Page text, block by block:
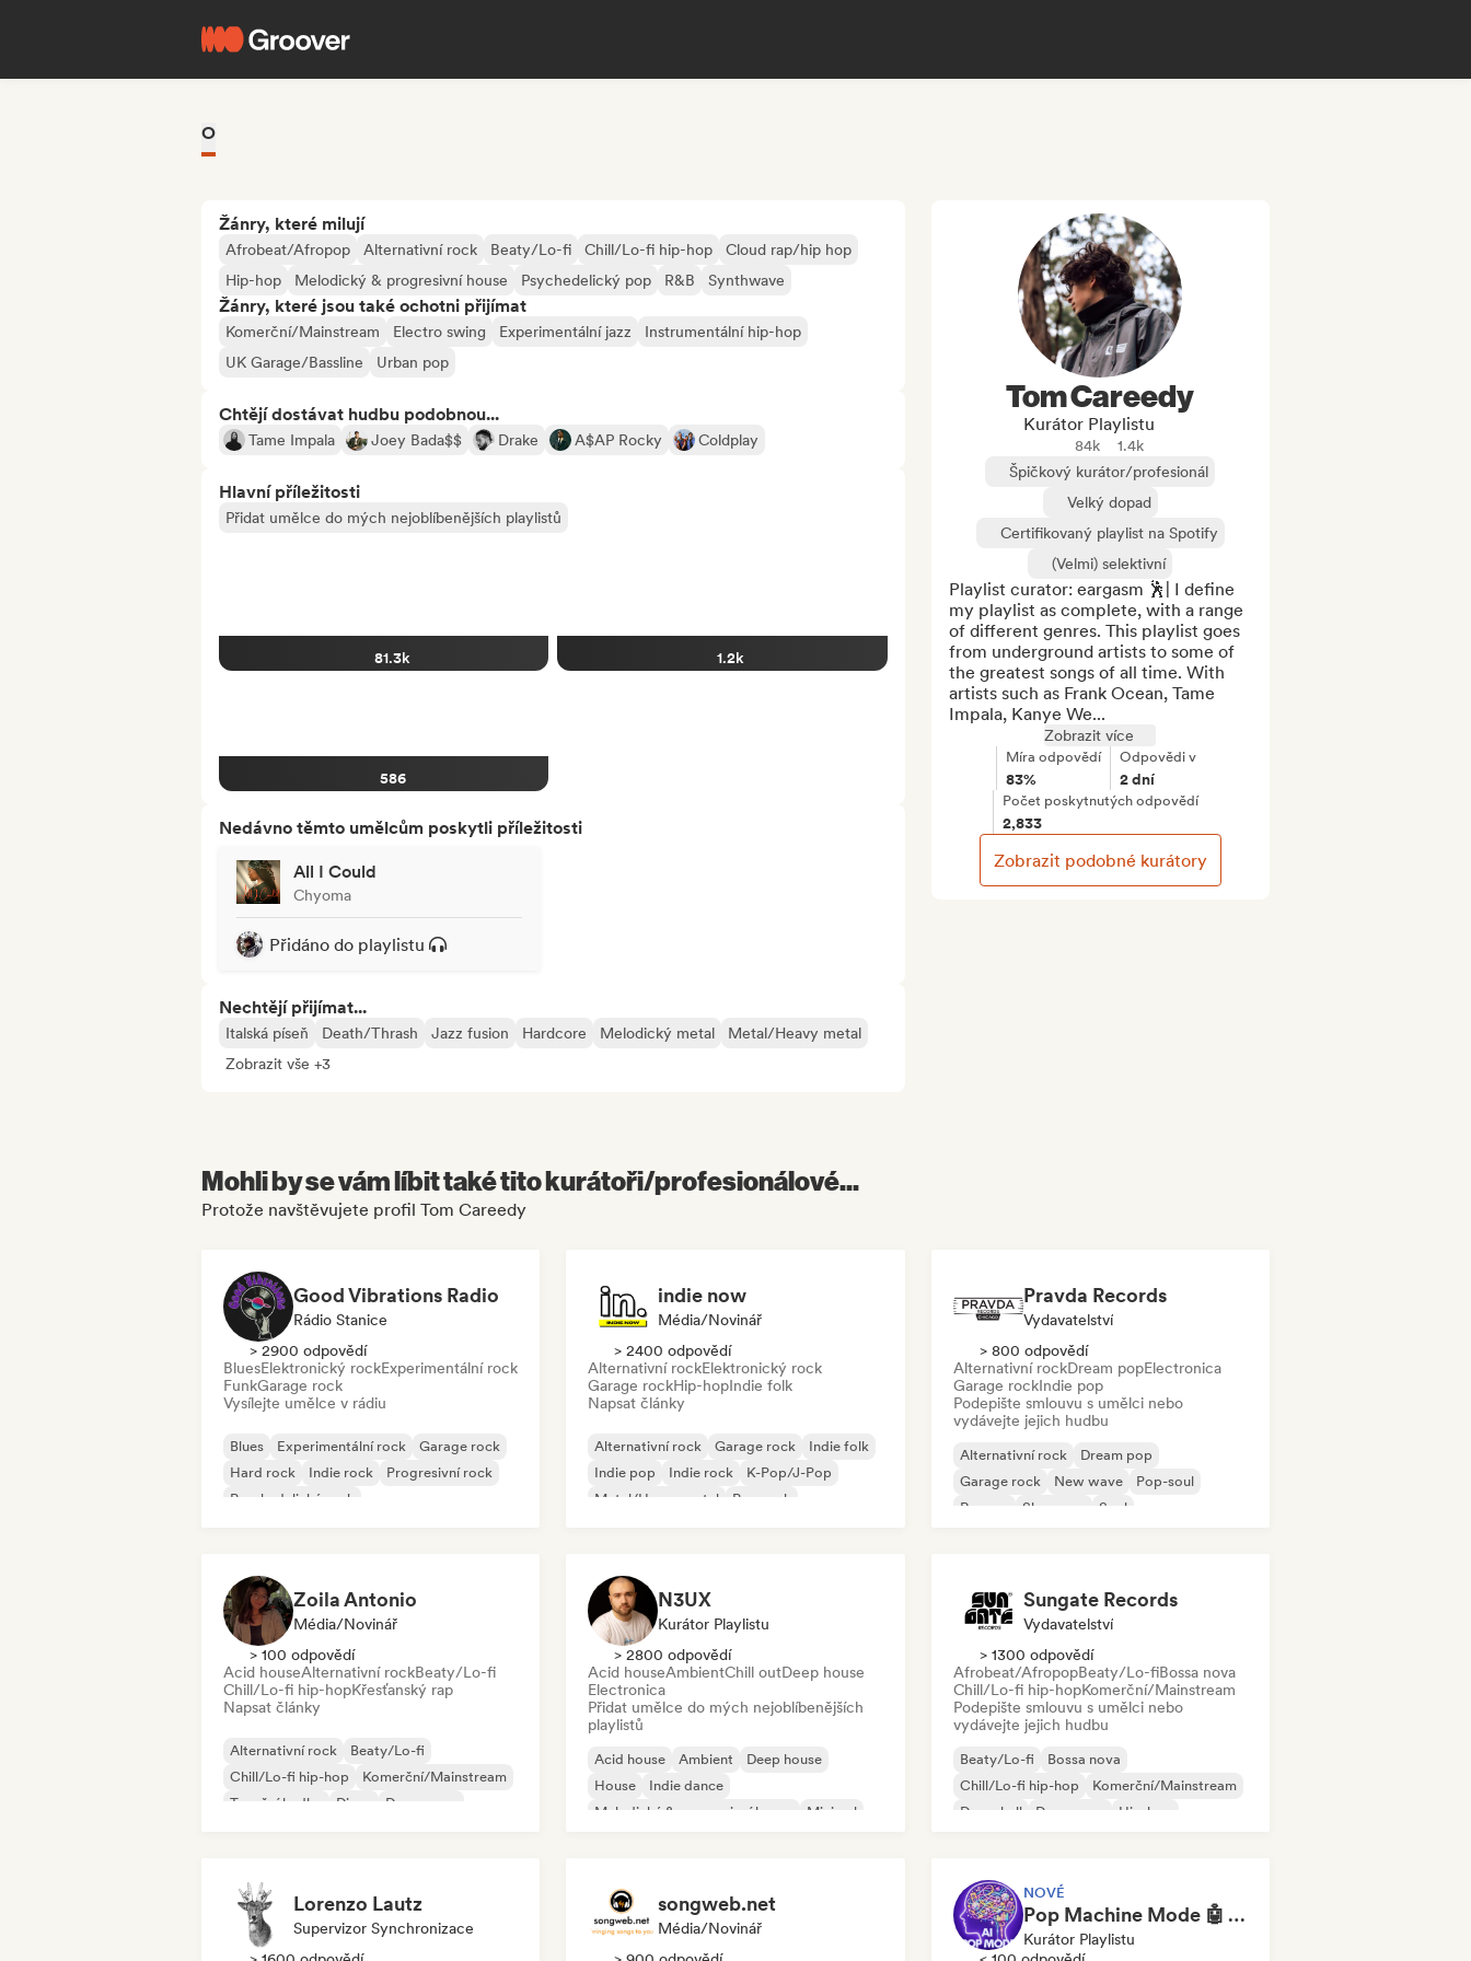
O
Žánry, které milují
Afrobeat/Afropop Alternativní rock Beaty/Lo-fi Chill/Lo-fi hip-hop
Cloud rap/hip hop
Hip-hop
Melodický & progresivní house Psychedelický pop R&B Synthwave
Žánry, které jsou také ochotni přijímat
Komerční/Mainstream Electro swing Experimentální jazz
Instrumentální hip-hop
UK Garage/Bassline
Urban pop
Chtějí dostávat hudbu podobnou...
Tame Impala Joey Bada$$ Drake A$AP Rocky Coldplay
Hlavní příležitosti
Přidat umělce do mých nejoblíbenějších playlistů
81.3k 1.2k
586
Nedávno těmto umělcům poskytli příležitosti
All I Could
Chyoma
Přidáno do playlistu
Nechtějí přijímat...
Italská píseň Death/Thrash Jazz fusion Hardcore Melodický metal
Metal/Heavy metal
Zobrazit vše +3
Tom Careedy
Kurátor Playlistu
84k
1.4k
Špičkový kurátor/profesionál
Velký dopad
Certifikovaný playlist na Spotify
(Velmi) selektivní
Playlist curator: eargasm 🕺| I define
my playlist as complete, with a range
of different genres. This playlist goes
from underground artists to some of
the greatest songs of all time. With
artists such as Frank Ocean, Tame
Impala, Kanye We...
Zobrazit více
Míra odpovědí
83%
Odpovědi v
2 dní
Počet poskytnutých odpovědí
2,833
Zobrazit podobné kurátory
Mohli by se vám líbit také tito kurátoři/profesionálové...
Protože navštěvujete profil Tom Careedy
Good Vibrations Radio
Rádio Stanice
> 2900 odpovědí
BluesElektronický rockExperimentální rock
FunkGarage rock
Vysílejte umělce v rádiu
Blues Experimentální rock
Garage rock
Hard rock
Indie rock
Progresivní rock
Psychedelický rock
indie now
Média/novinář
> 2400 odpovědí
Alternativní rockElektronický rock
Garage rockHip-hopIndie folk
Napsat články
Alternativní rock Garage rock
Indie folk
Indie pop
Indie rock
K-Pop/J-Pop
Metal/Heavy metal
Pop rock
Pravda Records
Vydavatelství
> 800 odpovědí
Alternativní rockDream popElectronica
Garage rockIndie pop
Podepište smlouvu s umělci nebo
vydávejte jejich hudbu
Alternativní rock
Dream pop
Garage rock
New wave
Pop-soul
Reggae
Shoegaze Soul
Zoila Antonio
Média/novinář
> 100 odpovědí
Acid houseAlternativní rockBeaty/Lo-fi
Chill/Lo-fi hip-hopKřesťanský rap
Napsat články
Alternativní rock
Beaty/Lo-fi
Chill/Lo-fi hip-hop
Komerční/Mainstream
Taneční hudba
Disco
Dream pop
N3UX
Kurátor Playlistu
> 2800 odpovědí
Acid houseAmbientChill outDeep house
Electronica
Přidat umělce do mých nejoblíbenějších
playlistů
Acid house Ambient
Deep house
House
Indie dance
Melodický & progresivní house
Minimal
Sungate Records
Vydavatelství
> 1300 odpovědí
Afrobeat/AfropopBeaty/Lo-fiBossa nova
Chill/Lo-fi hip-hopKomerční/Mainstream
Podepište smlouvu s umělci nebo
vydávejte jejich hudbu
Beaty/Lo-fi
Bossa nova
Chill/Lo-fi hip-hop
Komerční/Mainstream
Dancehall
Dance pop
Hip-hop
Lorenzo Lautz
Supervizor Synchronizace
songweb.net
Média/novinář
NOVÉ
Pop Machine Mode 🤖 AI Music, Indie Pop & Dream Pop
Kurátor Playlistu